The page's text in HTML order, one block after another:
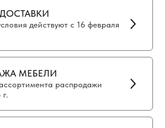
действуют с 16 февраля
МЕБЕЛИ
распродажи